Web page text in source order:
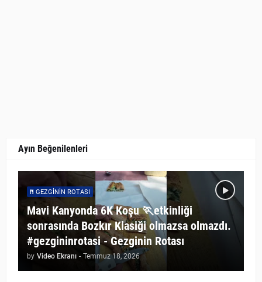
Ayın Beğenilenleri
GEZGININ ROTASI
Mavi Kanyonda 6K Koşu 🏃etkinliği
sonrasında Bozkır Klasiği olmazsa olmazdı.
#gezgininrotasi - Gezginin Rotası
by Video Ekranı - Temmuz 18, 2026